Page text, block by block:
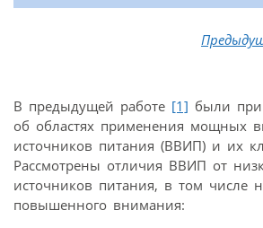
В предыдущей работе [1] были
об областях применения мощных
источников питания (ВВИП) и их
Рассмотрены отличия ВВИП от
источников питания, в том числе
повышенного внимания: